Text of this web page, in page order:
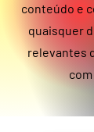
conteúdo e
quaisquer
relevantes